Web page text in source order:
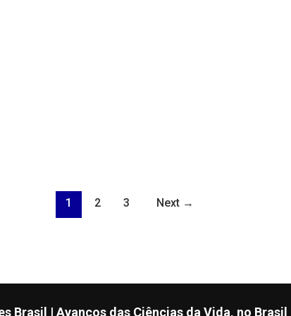
1 2 3 Next →
Brasil | Avanços das Ciências da Vida, no Brasil